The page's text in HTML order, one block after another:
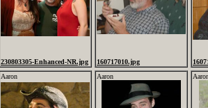
230803305-Enhanced-NR.jpg 160717010.jpg
Aaron
Aaron